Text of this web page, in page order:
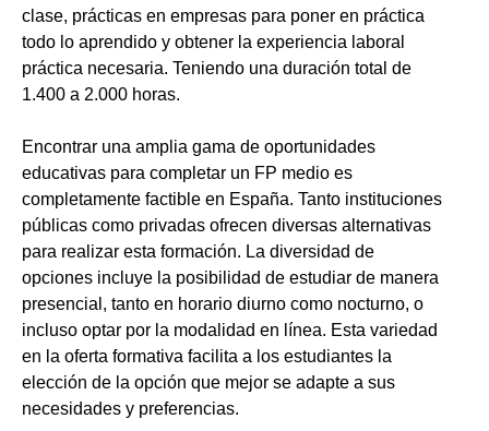
clase, prácticas en empresas para poner en práctica
todo lo aprendido y obtener la experiencia laboral
práctica necesaria. Teniendo una duración total de
1.400 a 2.000 horas.
Encontrar una amplia gama de oportunidades
educativas para completar un FP medio es
completamente factible en España. Tanto instituciones
públicas como privadas ofrecen diversas alternativas
para realizar esta formación. La diversidad de
opciones incluye la posibilidad de estudiar de manera
presencial, tanto en horario diurno como nocturno, o
incluso optar por la modalidad en línea. Esta variedad
en la oferta formativa facilita a los estudiantes la
elección de la opción que mejor se adapte a sus
necesidades y preferencias.